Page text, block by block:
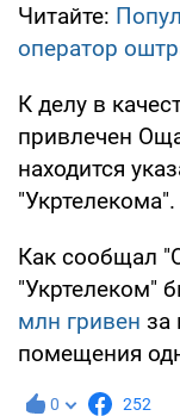
Читайте:
оператор
К делу в
привлечен
находится
"Укртелекома".
Как сообщал
"Укртелеком"
млн гривен за
помещения
0 252